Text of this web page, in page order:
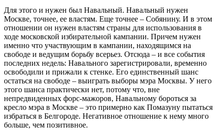
Для этого и нужен был Навальный. Навальный нужен
Москве, точнее, ее властям. Еще точнее – Собянину. И в этом
отношении он нужен властям страны для использования в
ходе московской избирательной кампании. Причем нужен
именно что участвующим в кампании, находящимся на
свободе и ведущим борьбу всерьез. Отсюда – и все события
последних недель: Навального зарегистрировали, временно
освободили и прижали к стенке. Его единственный шанс
остаться на свободе – выиграть выборы мэра Москвы. У него
этого шанса практически нет, потому что, вне
непредвиденных форс-мажоров, Навальному бороться за
кресло мэра в Москве – это примерно как Помазуну пытаться
избраться в Белгороде. Негативное отношение к нему много
больше, чем позитивное.